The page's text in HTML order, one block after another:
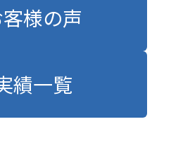
様の声
績一覧